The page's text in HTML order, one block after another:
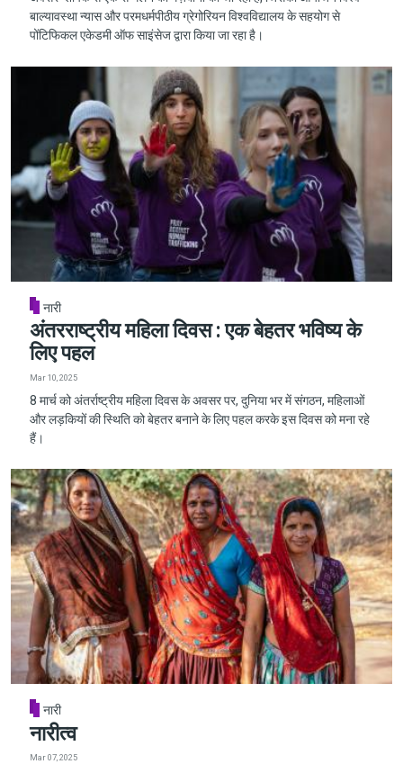
बाल्यावस्था न्यास और परमधर्मपीठीय ग्रेगोरियन विश्वविद्यालय के सहयोग से
पोंटिफिकल एकेडमी ऑफ साइंसेज द्वारा किया जा रहा है।
नारी
अंतरराष्ट्रीय महिला दिवस : एक बेहतर भविष्य के
लिए पहल
Mar 10, 2025
8 मार्च को अंतर्राष्ट्रीय महिला दिवस के अवसर पर, दुनिया भर में संगठन, महिलाओं
और लड़कियों की स्थिति को बेहतर बनाने के लिए पहल करके इस दिवस को मना रहे
हैं।
नारी
नारीत्व
Mar 07, 2025